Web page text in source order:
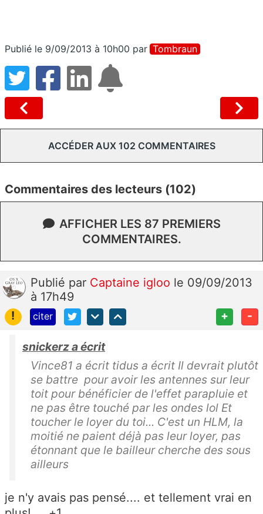
Publié le 9/09/2013 à 10h00 par Tombraun
ACCÉDER AUX 102 COMMENTAIRES
Commentaires des lecteurs (102)
AFFICHER LES 87 PREMIERS
COMMENTAIRES.
Publié par Captaine igloo le 09/09/2013
à 17h49
!
citer + -
snickerz a écrit
Vince81 a écrit tidus a écrit Il devrait plutôt
se battre pour avoir les antennes sur leur
toit pour bénéficier de l'effet parapluie et
ne pas être touché par les ondes lol Et
toucher le loyer du toi... C'est un HLM, la
moitié ne paient déjà pas leur loyer, pas
étonnant que le bailleur cherche des sous
ailleurs
je n'y avais pas pensé.... et tellement vrai en